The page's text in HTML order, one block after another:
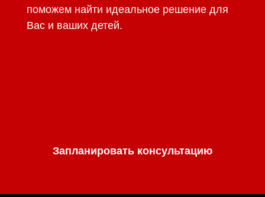
поможем найти идеальное решение для
Вас и ваших детей.
Запланировать консультацию